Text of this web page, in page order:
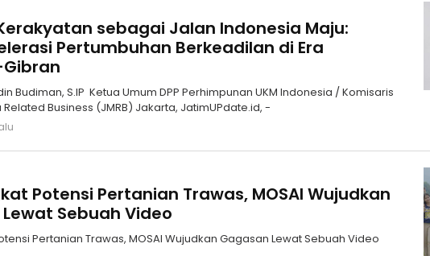
sebagai Jalan Indonesia Maju:
Pertumbuhan Berkeadilan di Era
Budiman, S.IP Ketua Umum DPP Perhimpunan UKM Indonesia / Komisaris
Related Business (JMRB) Jakarta, JatimUPdate.id, -
Potensi Pertanian Trawas, MOSAI Wujudkan
Sebuah Video
Pertanian Trawas, MOSAI Wujudkan Gagasan Lewat Sebuah Video